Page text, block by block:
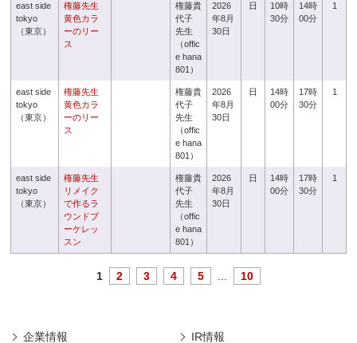
east side
tokyo
（東京）
権藤先生
黄色カラ
ーのリー
ス
権藤貴
代子
先生
（offic
e hana
801）
2026
年8月
30日
日
10時
30分
14時
00分
1
east side
tokyo
（東京）
権藤先生
黄色カラ
ーのリー
ス
権藤貴
代子
先生
（offic
e hana
801）
2026
年8月
30日
日
14時
00分
17時
30分
1
east side
tokyo
（東京）
権藤先生
リメイク
で作るラ
ウンドブ
ーケレッ
スン
権藤貴
代子
先生
（offic
e hana
801）
2026
年8月
30日
日
14時
00分
17時
30分
1
1 2 3 4 5 10
企業情報 IR情報